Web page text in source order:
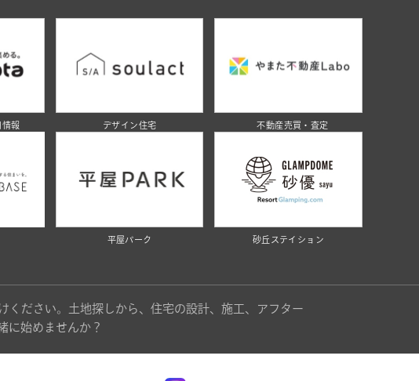
報 デザイン住宅 不動産売買・査定
平屋パーク 砂丘ステイション
ください。土地探しから、住宅の設計、施工、アフター
に始めませんか？